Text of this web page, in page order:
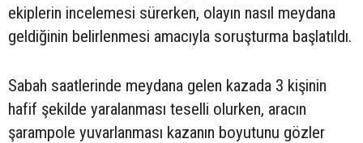
ekiplerin incelemesi sürerken, olayın nasıl meydana
geldiğinin belirlenmesi amacıyla soruşturma başlatıldı.
Sabah saatlerinde meydana gelen kazada 3 kişinin
hafif şekilde yaralanması teselli olurken, aracın
şarampole yuvarlanması kazanın boyutunu gözler